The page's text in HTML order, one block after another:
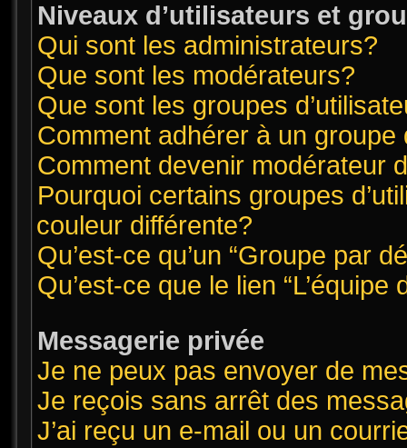
Niveaux d’utilisateurs et
Qui sont les administrateurs?
Que sont les modérateurs?
Que sont les groupes
Comment adhérer à un groupe
Comment devenir modérateur
Pourquoi certains groupes
couleur différente?
Qu’est-ce qu’un “Groupe par
Qu’est-ce que le lien “L’équipe
Messagerie privée
Je ne peux pas envoyer de
Je reçois sans arrêt des
J’ai reçu un e-mail ou un